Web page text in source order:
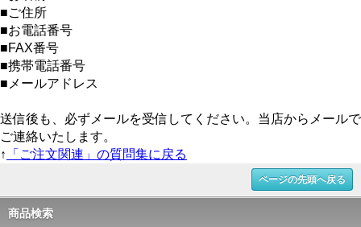
■ご住所
■お電話番号
■FAX番号
■携帯電話番号
■メールアドレス
送信後も、必ずメールを受信してください。当店からメールで
ご連絡いたします。
↑
「ご注文関連」の質問集に戻る
ページの先頭へ戻る
商品検索